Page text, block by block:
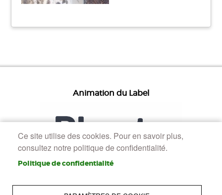
Animation du Label
Ce site utilise des cookies. Pour en savoir plus,
consultez notre politique de confidentialité.
Politique de confidentialité